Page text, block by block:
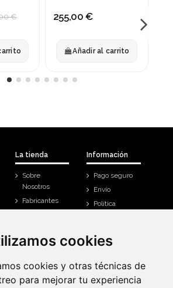
cookies
cookies y otras técnicas de
para mejorar tu experiencia
cookies
cookies y otras técnicas de
para mejorar tu experiencia
€ 255,00 €
Añadir al carrito
La tienda
Sobre
Nosotros
Fabricantes
Información
Pago seguro
Envío
Política
Historial de